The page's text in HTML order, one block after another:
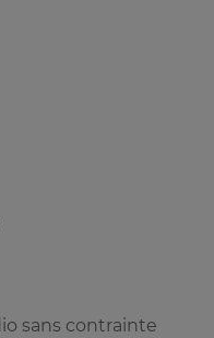
sans contrainte